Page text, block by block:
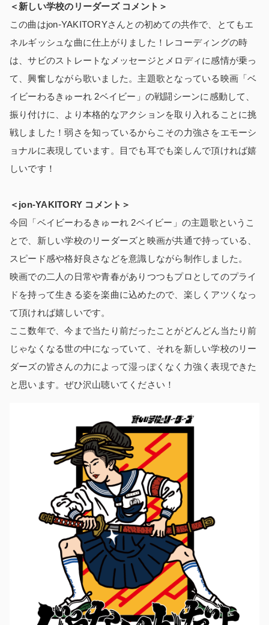
＜新しい学校のリーダーズ コメント＞
この曲はjon-YAKITORYさんとの初めての共作で、とてもエ
ネルギッシュな曲に仕上がりました！レコーディングの時
は、サビのストレートなメッセージとメロディに感情が乗っ
て、興奮しながら歌いました。主題歌となっている映画「ベ
イビーわるきゅーれ 2ベイビー」の戦闘シーンに感動して、
振り付けに、より本格的なアクションを取り入れることに挑
戦しました！弱さを知っているからこその力強さをエモーシ
ョナルに表現しています。目でも耳でも楽しんで頂ければ嬉
しいです！
＜jon-YAKITORY コメント＞
今回「ベイビーわるきゅーれ 2ベイビー」の主題歌というこ
とで、新しい学校のリーダーズと映画が共通で持っている、
スピード感や格好良さなどを意識しながら制作しました。
映画での二人の日常や青春がありつつもプロとしてのプライ
ドを持って生きる姿を楽曲に込めたので、楽しくアツくなっ
て頂ければ嬉しいです。
ここ数年で、今まで当たり前だったことがどんどん当たり前
じゃなくなる世の中になっていて、それを新しい学校のリー
ダーズの皆さんの力によって湿っぽくなく力強く表現できた
と思います。ぜひ沢山聴いてください！